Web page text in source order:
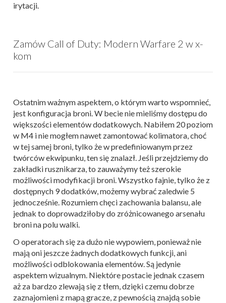
irytacji.
Zamów Call of Duty: Modern Warfare 2 w x-
kom
Ostatnim ważnym aspektem, o którym warto wspomnieć,
jest konfiguracja broni. W becie nie mieliśmy dostępu do
większości elementów dodatkowych. Nabiłem 20 poziom
w M4 i nie mogłem nawet zamontować kolimatora, choć
w tej samej broni, tylko że w predefiniowanym przez
twórców ekwipunku, ten się znalazł. Jeśli przejdziemy do
zakładki rusznikarza, to zauważymy też szerokie
możliwości modyfikacji broni. Wszystko fajnie, tylko że z
dostępnych 9 dodatków, możemy wybrać zaledwie 5
jednocześnie. Rozumiem chęci zachowania balansu, ale
jednak to doprowadziłoby do zróżnicowanego arsenału
broni na polu walki.
O operatorach się za dużo nie wypowiem, ponieważ nie
mają oni jeszcze żadnych dodatkowych funkcji, ani
możliwości odblokowania elementów. Są jedynie
aspektem wizualnym. Niektóre postacie jednak czasem
aż za bardzo zlewają się z tłem, dzięki czemu dobrze
zaznajomieni z mapą gracze, z pewnością znajdą sobie